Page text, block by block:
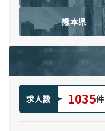
熊本県
求人数 1035件